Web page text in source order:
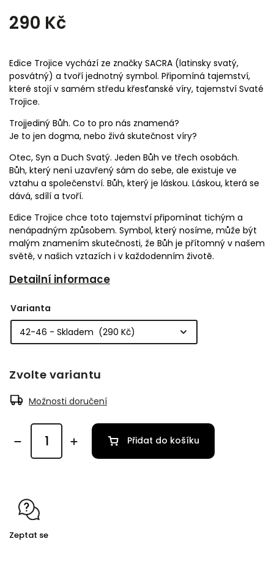
290 Kč
Edice Trojice vychází ze značky SACRA (latinsky svatý,
posvátný) a tvoří jednotný symbol. Připomíná tajemství,
které stojí v samém středu křesťanské víry, tajemství Svaté
Trojice.
Trojjediný Bůh. Co to pro nás znamená?
Je to jen dogma, nebo živá skutečnost víry?
Otec, Syn a Duch Svatý. Jeden Bůh ve třech osobách.
Bůh, který není uzavřený sám do sebe, ale existuje ve
vztahu a společenství. Bůh, který je láskou. Láskou, která se
dává, sdílí a tvoří.
Edice Trojice chce toto tajemství připomínat tichým a
nenápadným způsobem. Symbol, který nosíme, může být
malým znamením skutečnosti, že Bůh je přítomný v našem
světě, v našich vztazích i v každodenním životě.
Detailní informace
Varianta
Zvolte variantu
Možnosti doručení
Přidat do košíku
Zeptat se